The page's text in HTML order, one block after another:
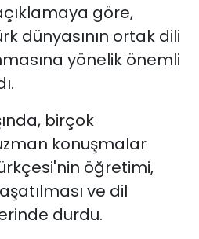
göre,
dünyasının ortak dili
yönelik önemli
birçok
konuşmalar
öğretimi,
ve dil
durdu.